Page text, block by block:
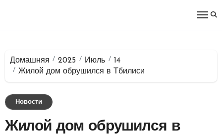
Домашняя 2025 Июль
14
Жилой дом обрушился в Тбилиси
Новости
Жилой дом обрушился в